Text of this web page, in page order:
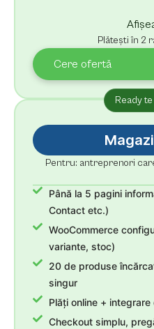
Plătești în 2
Cere ofertă
Pentru: antreprenori
Până la 5 pagini
Contact etc.)
WooCommerce
variante, stoc)
20 de produse
singur
Plăți online +
Checkout simplu,
Ready